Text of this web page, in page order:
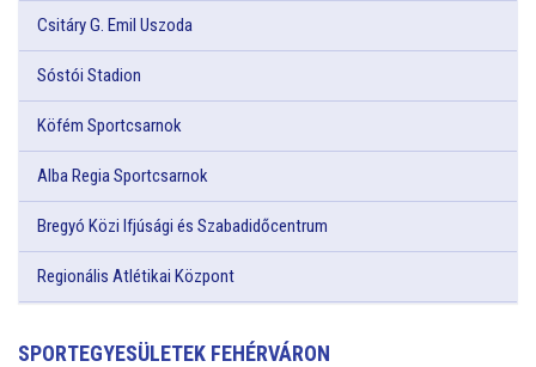
Csitáry G. Emil Uszoda
Sóstói Stadion
Köfém Sportcsarnok
Alba Regia Sportcsarnok
Bregyó Közi Ifjúsági és Szabadidőcentrum
Regionális Atlétikai Központ
SPORTEGYESÜLETEK FEHÉRVÁRON